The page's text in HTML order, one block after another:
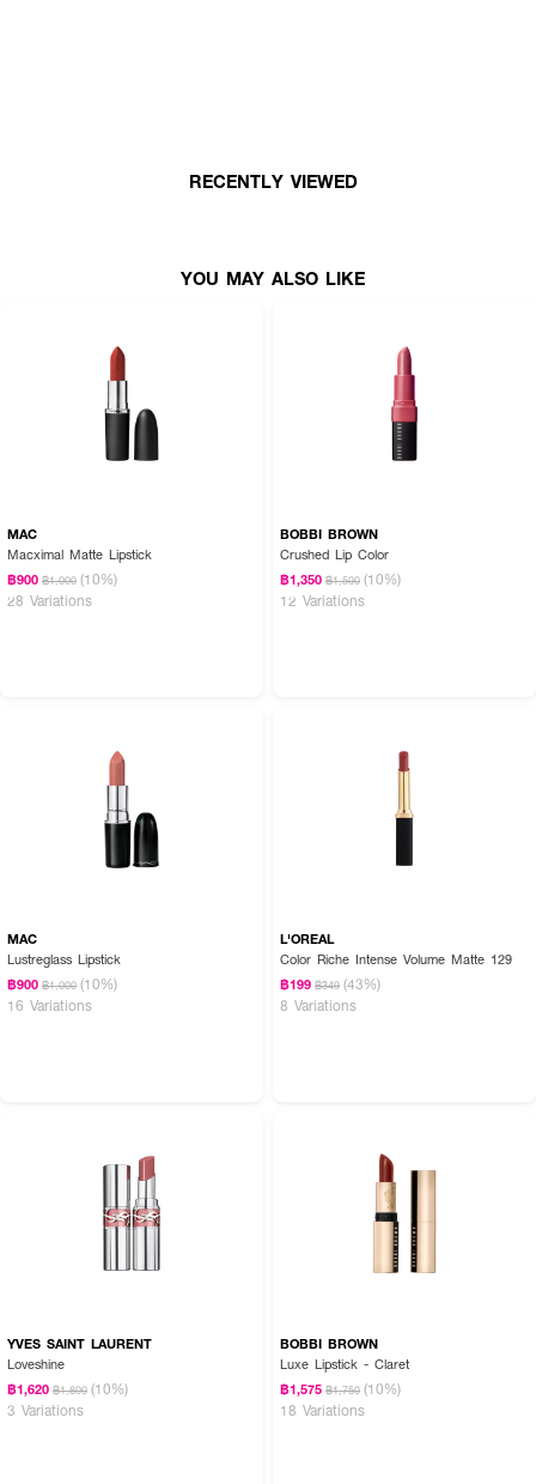
· ทาลิปจากกึ่งกลางริมฝีปาก
· สามารถทาเพิ่มชั้นเพื่อให้สีเข้มขึ้นตามต้องการ
RECENTLY VIEWED
YOU MAY ALSO LIKE
MAC
Macximal Matte Lipstick
฿900 ฿1,000 (10%)
28 Variations
BOBBI BROWN
Crushed Lip Color
฿1,350 ฿1,500 (10%)
12 Variations
MAC
Lustreglass Lipstick
฿900 ฿1,000 (10%)
16 Variations
L'OREAL
Color Riche Intense Volume Matte 129
฿199 ฿349 (43%)
8 Variations
YVES SAINT LAURENT
Loveshine
฿1,620 ฿1,800 (10%)
3 Variations
BOBBI BROWN
Luxe Lipstick - Claret
฿1,575 ฿1,750 (10%)
18 Variations